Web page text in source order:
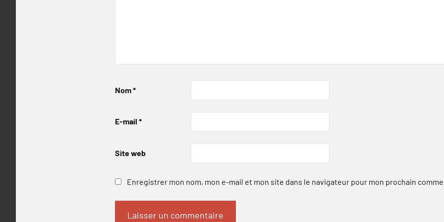
Nom*
E-mail *
Site web
Enregistrer mon nom, mon e-mail et mon site dans le navigateur pour mon prochain